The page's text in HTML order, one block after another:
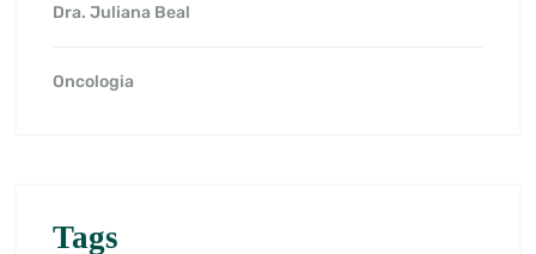
Dra. Juliana Beal
Oncologia
Tags